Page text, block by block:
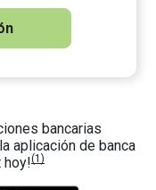
bancarias
aplicación de banca
hoy!(1)